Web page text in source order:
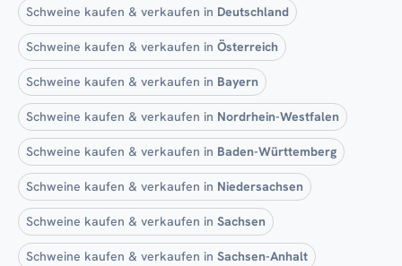
Schweine kaufen & verkaufen in Deutschland
Schweine kaufen & verkaufen in Österreich
Schweine kaufen & verkaufen in Bayern
Schweine kaufen & verkaufen in Nordrhein-Westfalen
Schweine kaufen & verkaufen in Baden-Württemberg
Schweine kaufen & verkaufen in Niedersachsen
Schweine kaufen & verkaufen in Sachsen
Schweine kaufen & verkaufen in Sachsen-Anhalt